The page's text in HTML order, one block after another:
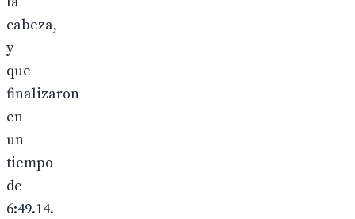
cabeza,
y
que
finalizaron
en
un
tiempo
de
6:49.14.